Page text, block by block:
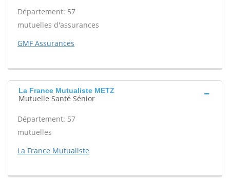
Département: 57
mutuelles d'assurances
GMF Assurances
La France Mutualiste METZ
Mutuelle Santé Sénior
Département: 57
mutuelles
La France Mutualiste